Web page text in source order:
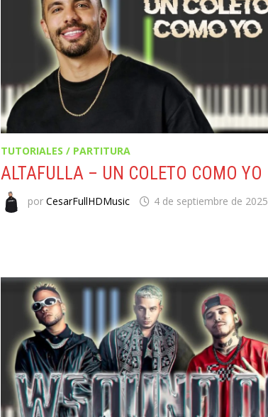
TUTORIALES / PARTITURA
ALTAFULLA – UN COLETO COMO YO
por CesarFullHDMusic 4 de septiembre de 2025